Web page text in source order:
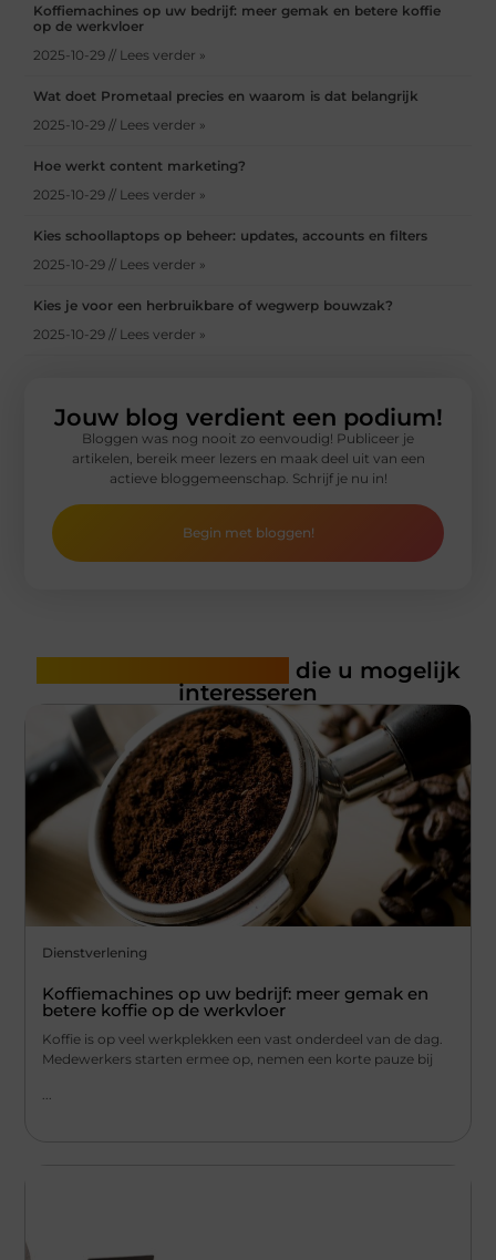
Koffiemachines op uw bedrijf: meer gemak en betere koffie
op de werkvloer
2025-10-29 // Lees verder »
Wat doet Prometaal precies en waarom is dat belangrijk
2025-10-29 // Lees verder »
Hoe werkt content marketing?
2025-10-29 // Lees verder »
Kies schoollaptops op beheer: updates, accounts en filters
2025-10-29 // Lees verder »
Kies je voor een herbruikbare of wegwerp bouwzak?
2025-10-29 // Lees verder »
Jouw blog verdient een podium!
Bloggen was nog nooit zo eenvoudig! Publiceer je
artikelen, bereik meer lezers en maak deel uit van een
actieve bloggemeenschap. Schrijf je nu in!
Begin met bloggen!
die u mogelijk
interesseren
Dienstverlening
Koffiemachines op uw bedrijf: meer gemak en
betere koffie op de werkvloer
Koffie is op veel werkplekken een vast onderdeel van de dag.
Medewerkers starten ermee op, nemen een korte pauze bij
...